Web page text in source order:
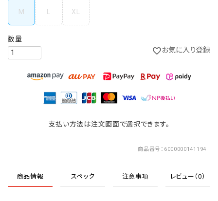
M XL
お気に入り登録
支払い方法は注文画面で選択できます。
商品番号 6000000141194
商品情報 スペック 注意事項 レビュー（0）